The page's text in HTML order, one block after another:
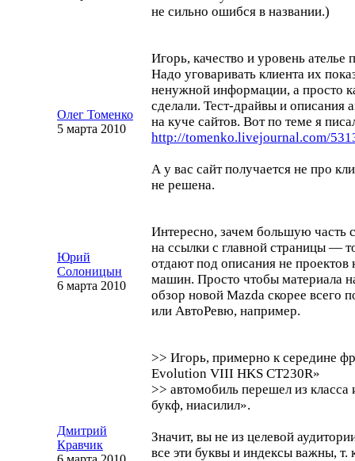
не сильно ошибся в названии.)
Олег Томенко
5 марта 2010
Игорь, качество и уровень ателье
Надо уговаривать клиента их
ненужной информации, а просто
сделали. Тест-драйвы и описания
на куче сайтов. Вот по теме я
http://tomenko.livejournal.com/
А у вас сайт получается не про
не решена.
Юрий
Солоницын
6 марта 2010
Интересно, зачем большую часть
на ссылки с главной страницы —
отдают под описания не
машин. Просто чтобы материала
обзор новой Mazda скорее всего
или АвтоРевю, например.
Дмитрий
Кравчик
>> Игорь, примерно к середине
Evolution VIII HKS CT230R»
>> автомобиль перешел из класса
букф, ниасилил».
Значит, вы не из целевой
все эти буквы и индексы важны, т.